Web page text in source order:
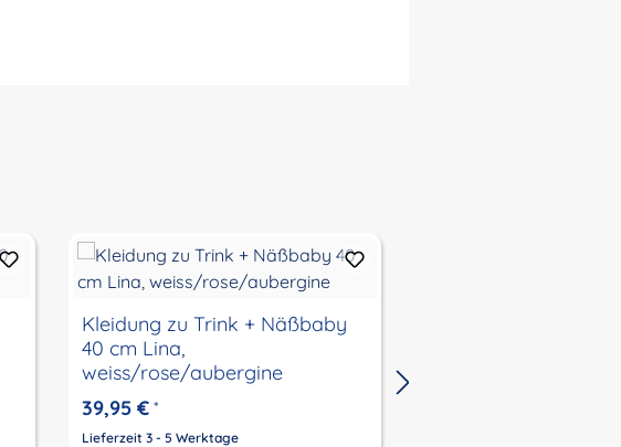
Kleidung zu Trink + Näßbaby
40 cm Lina,
weiss/rose/aubergine
39,95 €*
Lieferzeit 3 - 5 Werktage